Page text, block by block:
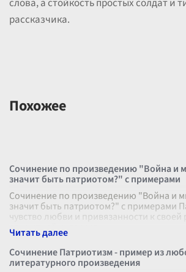
слова, а стойкость простых солдат и
рассказчика.
Похожее
Сочинение по произведению "Война и
значит быть патриотом?" с примерами
Сочинение по произведению "Война и
значит быть патриотом?" с примерами
чувство любви и привязанности к
служить её интереса
Сочинение Патриотизм - пример из
литературного произведения